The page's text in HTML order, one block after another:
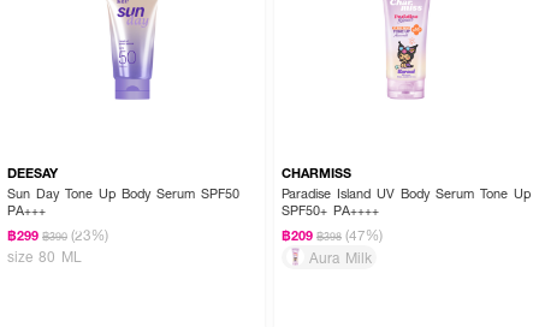
DEESAY
Sun Day Tone Up Body Serum SPF50
PA+++
฿299 ฿390 (23%)
size 80 ML
CHARMISS
Paradise Island UV Body Serum Tone Up
SPF50+ PA++++
฿209 ฿398 (47%)
Aura Milk